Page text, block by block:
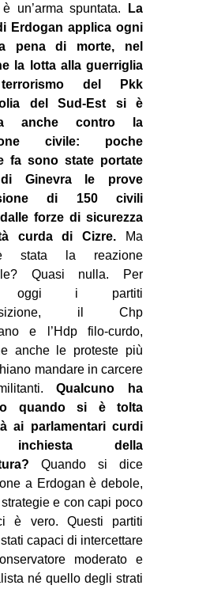
un’arma spuntata.
La
Erdogan applica ogni
pena di morte, nel
la lotta alla guerriglia
del Pkk
del Sud-Est si è
anche contro la
civile: poche
fa sono state portate
di Ginevra le prove
di 150 civili
forze di sicurezza
curda di Cizre. Ma
stata la reazione
Quasi nulla. Per
oggi i partiti
il Chp
e l’Hdp filo-curdo,
anche le proteste più
mandare in carcere
Qualcuno ha
quando si è tolta
ai parlamentari curdi
della
Quando si dice
a Erdogan è debole,
e con capi poco
è vero. Questi partiti
capaci di intercettare
moderato e
né quello degli strati